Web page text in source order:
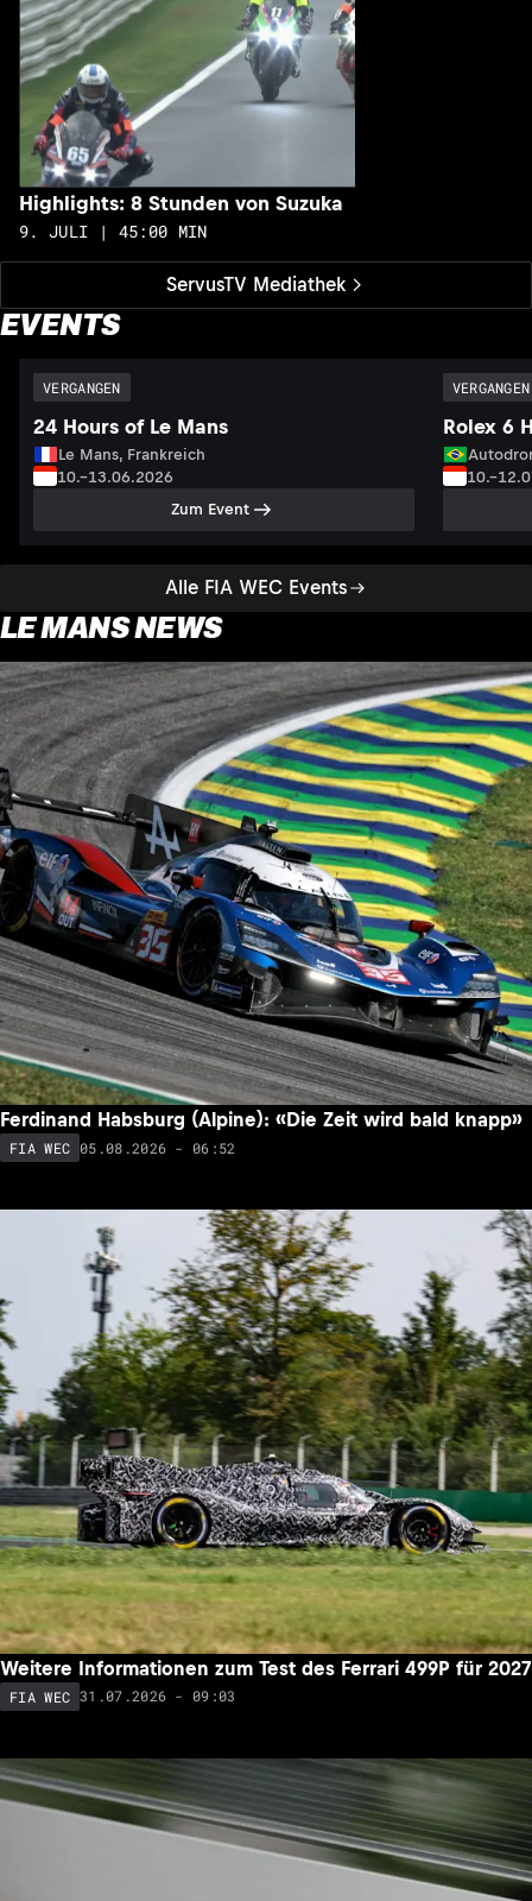
ServusTV Mediathek
Highlights: 8 Stunden von Suzuka
9. JULI | 45:00 MIN
EVENTS
Alle FIA WEC Events
VERGANGEN
24 Hours of Le Mans
Le Mans, Frankreich
10.–13.06.2026
Zum Event
VERGANGEN
Rolex 6
LE MANS NEWS
Ferdinand Habsburg (Alpine): «Die Zeit wird bald knapp»
FIA WEC 05.08.2026 - 06:52
Weitere Informationen zum Test des Ferrari 499P für 2027
FIA WEC 31.07.2026 - 09:03